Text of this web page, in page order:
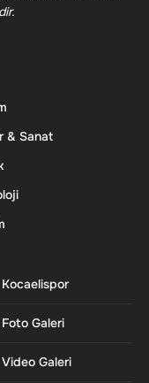
& Sanat
Kocaelispor
Foto Galeri
Video Galeri